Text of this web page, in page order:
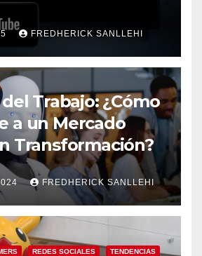
FREDHERICK SANLLEHI
Trabajo: ¿Cómo
a un Mercado
Transformación?
FREDHERICK SANLLEHI
REDES SOCIALES TENDENCIAS